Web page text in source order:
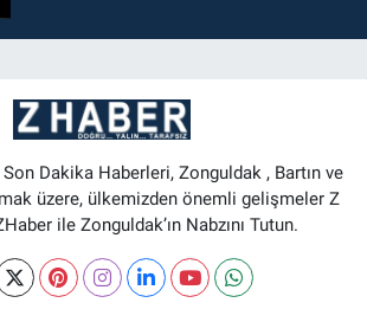
Dakika Haberleri, Zonguldak , Bartın ve
üzere, ülkemizden önemli gelişmeler Z
ile Zonguldak’ın Nabzını Tutun.